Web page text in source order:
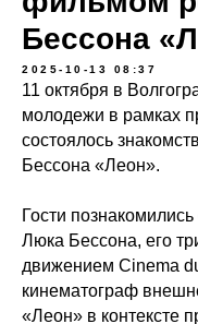
Бессона
2025-10-13 08:37
11 октября в
молодежи в рамках
состоялось
Бессона «Леон».
Гости
Люка Бессона, его
движением Cinema
кинематограф
«Леон» в контексте